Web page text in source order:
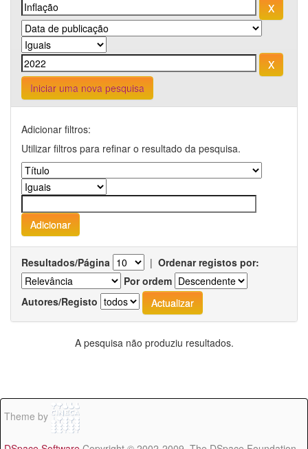
Iniciar uma nova pesquisa
Adicionar filtros:
Utilizar filtros para refinar o resultado da pesquisa.
Resultados/Página | Ordenar registos por:
Por ordem
Autores/Registo
A pesquisa não produziu resultados.
Theme by